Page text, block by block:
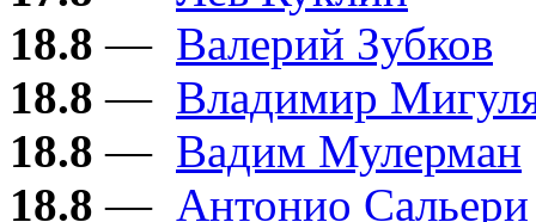
18.8 — Валерий Зубков
18.8 — Владимир
18.8 — Вадим Мулерман
18.8 — Антонио Сальери